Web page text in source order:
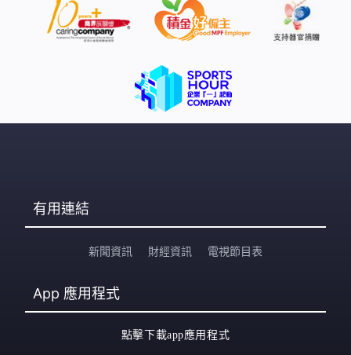
有用連結
新聞資訊 財經資訊 電視節目表
App 應用程式
點擊下載app應用程式